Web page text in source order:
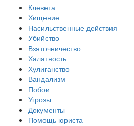
Клевета
Хищение
Насильственные действия
Убийство
Взяточничество
Халатность
Хулиганство
Вандализм
Побои
Угрозы
Документы
Помощь юриста